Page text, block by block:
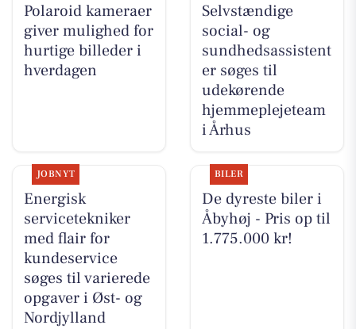
Polaroid kameraer
giver mulighed for
hurtige billeder i
hverdagen
Selvstændige
social- og
sundhedsassistent
er søges til
udekørende
hjemmeplejeteam
i Århus
JOBNYT
Energisk
servicetekniker
med flair for
kundeservice
søges til varierede
opgaver i Øst- og
Nordjylland
BILER
De dyreste biler i
Åbyhøj - Pris op til
1.775.000 kr!